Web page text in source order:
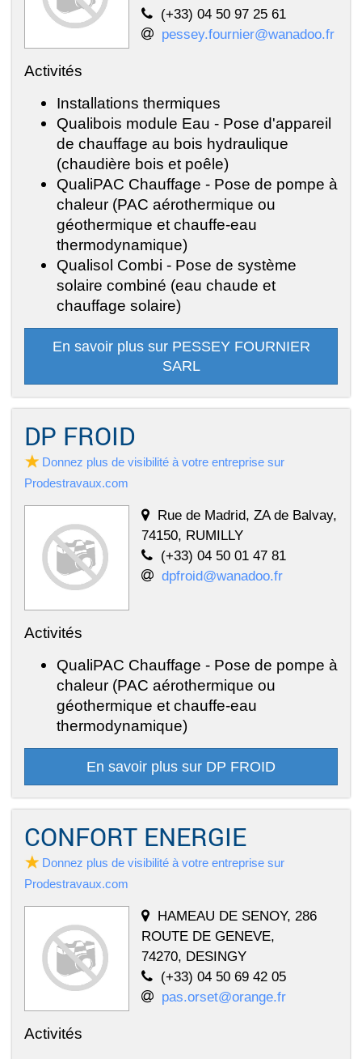
(+33) 04 50 97 25 61
pessey.fournier@wanadoo.fr
Activités
Installations thermiques
Qualibois module Eau - Pose d'appareil
de chauffage au bois hydraulique
(chaudière bois et poêle)
QualiPAC Chauffage - Pose de pompe à
chaleur (PAC aérothermique ou
géothermique et chauffe-eau
thermodynamique)
Qualisol Combi - Pose de système
solaire combiné (eau chaude et
chauffage solaire)
En savoir plus sur PESSEY FOURNIER
SARL
DP FROID
Donnez plus de visibilité à votre entreprise sur
Prodestravaux.com
Rue de Madrid, ZA de Balvay,
74150, RUMILLY
(+33) 04 50 01 47 81
dpfroid@wanadoo.fr
Activités
QualiPAC Chauffage - Pose de pompe à
chaleur (PAC aérothermique ou
géothermique et chauffe-eau
thermodynamique)
En savoir plus sur DP FROID
CONFORT ENERGIE
Donnez plus de visibilité à votre entreprise sur
Prodestravaux.com
HAMEAU DE SENOY, 286
ROUTE DE GENEVE,
74270, DESINGY
(+33) 04 50 69 42 05
pas.orset@orange.fr
Activités